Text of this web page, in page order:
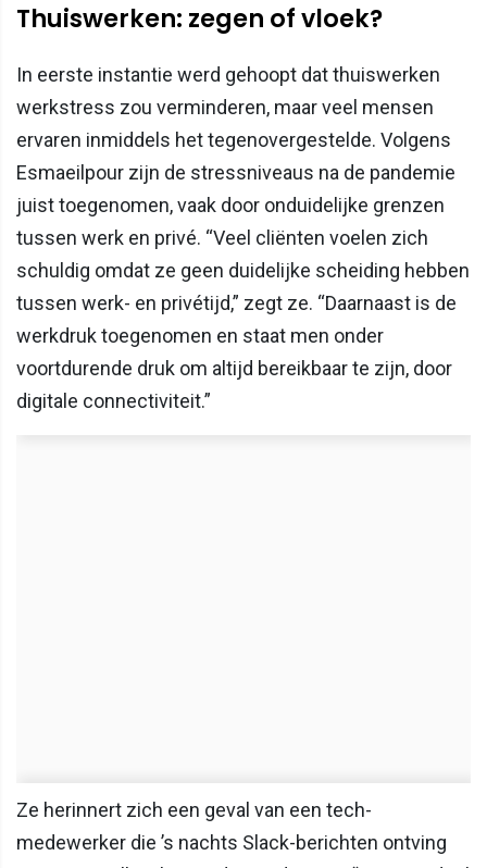
Thuiswerken: zegen of vloek?
In eerste instantie werd gehoopt dat thuiswerken
werkstress zou verminderen, maar veel mensen
ervaren inmiddels het tegenovergestelde. Volgens
Esmaeilpour zijn de stressniveaus na de pandemie
juist toegenomen, vaak door onduidelijke grenzen
tussen werk en privé. “Veel cliënten voelen zich
schuldig omdat ze geen duidelijke scheiding hebben
tussen werk- en privétijd,” zegt ze. “Daarnaast is de
werkdruk toegenomen en staat men onder
voortdurende druk om altijd bereikbaar te zijn, door
digitale connectiviteit.”
Ze herinnert zich een geval van een tech-
medewerker die ’s nachts Slack-berichten ontving